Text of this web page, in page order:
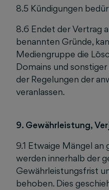
8.5 Kündigungen
8.6 Endet der Vertrag
benannten Gründe,
Mediengruppe die
Domains und
der Regelungen der
veranlassen.
9. Gewährleistung,
9.1 Etwaige Mängel
werden innerhalb der
Gewährleistungsfrist
behoben. Dies